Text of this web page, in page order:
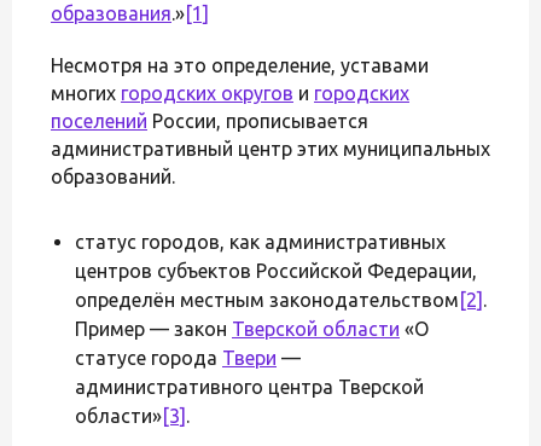
образования.»[1]
Несмотря на это определение, уставами
многих городских округов и городских
поселений России, прописывается
административный центр этих муниципальных
образований.
статус городов, как административных
центров субъектов Российской Федерации,
определён местным законодательством [2] .
Пример — закон Тверской области «О
статусе города Твери —
административного центра Тверской
области»[3] .